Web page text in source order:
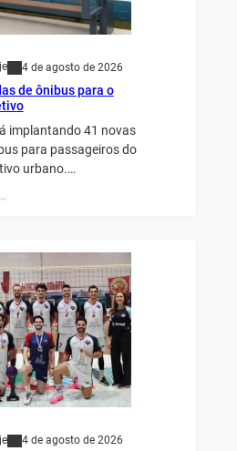
4 de agosto de 2026
de ônibus para o
implantando 41 novas
para passageiros do
urbano.…
4 de agosto de 2026